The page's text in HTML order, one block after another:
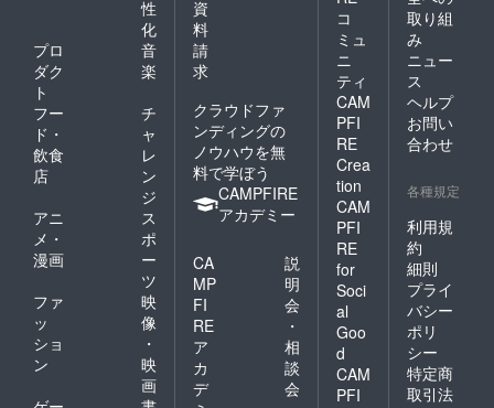
性
化
プロ
ダク
ト
音
楽
フー
ド・
飲食
店
チ
ャ
レ
ン
ジ
アニ
メ・
漫画
ス
ポ
ー
ツ
ファ
ッ
ショ
ン
映
像
・
映
画
資
料
請
求
クラウドファ
ンディングの
ノウハウを無
料で学ぼう
CAMPFIRE
アカデミー
CA
MP
FI
RE
ア
カ
デ
説
明
会
・
相
談
会
コ
ミュ
ニ
ティ
CAM
PFI
RE
Crea
tion
CAM
PFI
RE
for
Soci
al
Goo
d
CAM
PFI
取り組
み
ニュー
ス
ヘルプ
お問い
合わせ
各種規定
利用規
約
細則
プライ
バシー
ポリ
シー
特定商
取引法